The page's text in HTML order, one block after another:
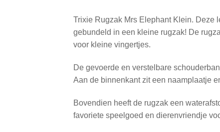
Trixie Rugzak Mrs Elephant Klein. Deze
gebundeld in een kleine rugzak! De
voor kleine vingertjes.
De gevoerde en verstelbare
Aan de binnenkant zit een naamplaatje
Bovendien heeft de rugzak een
favoriete speelgoed en dierenvriendje